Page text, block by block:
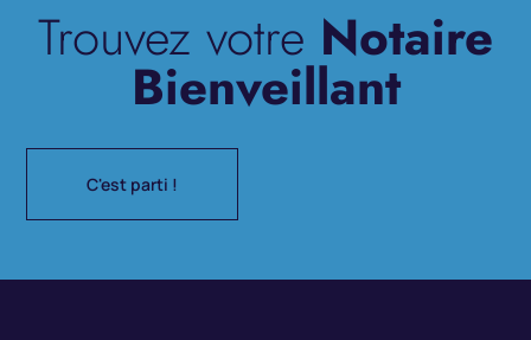
Trouvez votre Notaire
Bienveillant
C'est parti !